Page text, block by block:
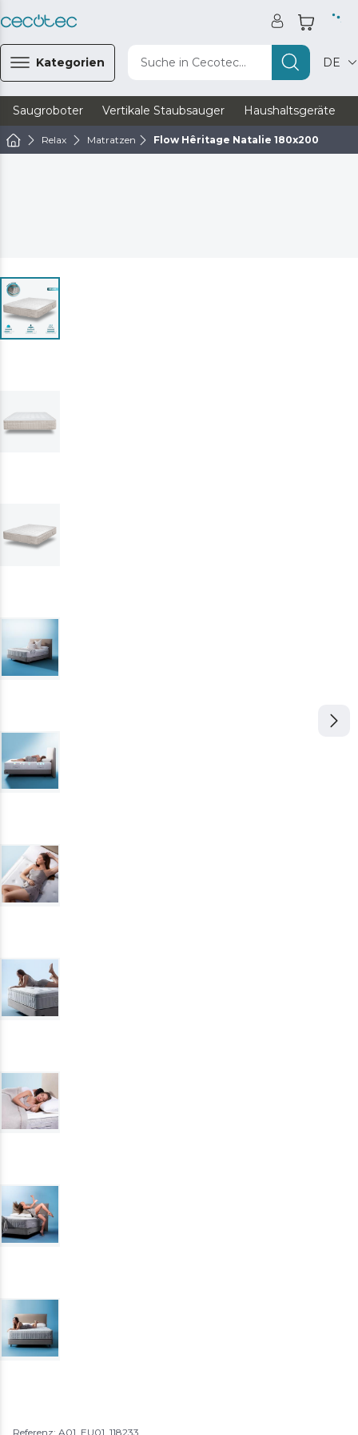
Kategorien Suche in Cecotec... DE
Saugroboter Vertikale Staubsauger Haushaltsgeräte
Relax Matratzen Flow Hêritage Natalie 180x200
Referenz: A01_EU01_118233